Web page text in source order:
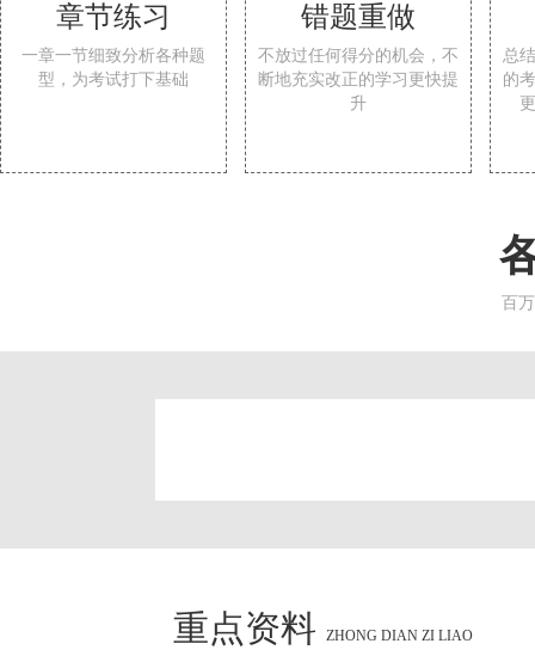
章节练习
一章一节细致分析各种题
型，为考试打下基础
错题重做
不放过任何得分的机会，不
断地充实改正的学习更快提
升
总
的
百
重点资料 ZHONG DIAN ZI LIAO